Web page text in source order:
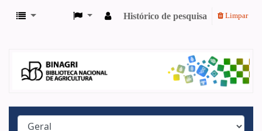
Histórico de pesquisa Limpar